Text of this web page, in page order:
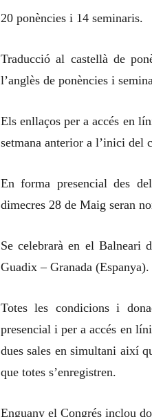
20 ponències i 14 seminaris.
Traducció al castellà de
l’anglès de ponències i
Els enllaços per a accés en
setmana anterior a l’inici del
En forma presencial des
dimecres 28 de Maig seran
Se celebrarà en el Balneari
Guadix – Granada (Espanya).
Totes les condicions i
presencial i per a accés en
dues sales en simultani així
que totes s’enregistren.
Enguany el Congrés inclou